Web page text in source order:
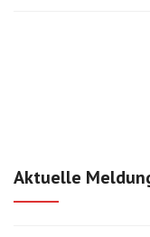
Aktuelle